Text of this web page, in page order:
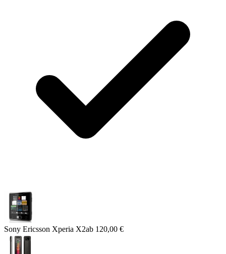
Sony Ericsson Xperia X2ab 120,00 €